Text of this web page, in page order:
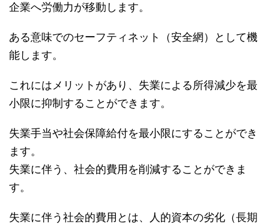
企業へ労働力が移動します。
ある意味でのセーフティネット（安全網）として機
能します。
これにはメリットがあり、失業による所得減少を最
小限に抑制することができます。
失業手当や社会保障給付を最小限にすることができ
ます。
失業に伴う、社会的費用を削減することができま
す。
失業に伴う社会的費用とは、人的資本の劣化（長期